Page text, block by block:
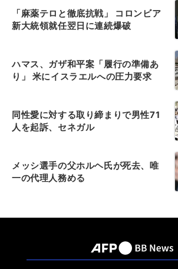
「麻薬テロと徹底抗戦」 コロンビア
新大統領就任翌日に連続爆破
ハマス、ガザ和平案「履行の準備あ
り」 米にイスラエルへの圧力要求
同性愛に対する取り締まりで男性71
人を起訴、セネガル
メッシ選手の父ホルヘ氏が死去、唯
一の代理人務める